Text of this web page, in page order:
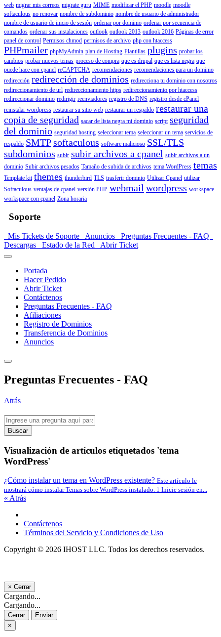
web migrar mis correos migrate guru MIME modificar el PHP moodle moodle
softaculous no renovar nombre de subdominio nombre de usuario de administrador
nombre de usuario de inicio de sesión ordenar por dominio ordenar por secuencia de
comandos ordenar sus instalaciones outlook outlook 2013 outlook 2016 Páginas de error
panel de control Permisos chmod permisos de archivo php con htaccess
PHPmailer phpMyAdmin plan de Hosting Plantillas plugins probar los
cambios probar nuevos temas proceso de compra que es drupal que es lista negra que
puede hace con cpanel reCAPTCHA recomendaciones recomendaciones para un dominio
redirección redirección de dominios redirecciona tu dominio con nosotros
redireccionamiento de url redireccionamiento https redireccionamiento por htaccess
redireccionar dominio redirigir reenviadores registro de DNS registro desde cPanel
reinstalar wordpress restaurar su sitio web restaurar un respaldo restaurar una
copia de seguridad sacar de lista negra mi dominio script seguridad
del dominio seguridad hosting seleccionar tema seleccionar un tema servicios de
respaldo SMTPsoftaculous software malicioso SSL/TLS
subdominios subir subir archivos a cpanel subir archivos a un
dominio Subir archivos pesados Tamaño de subida de archivos tema WordPress temas
Template kit themes thunderbird TLS trasferir dominio Utilizar Cpanel utilizar
Softaculous ventajas de cpanel versión PHP webmail wordpress workspace
workspace con cpanel Zona horaria
Soporte
Mis Tickets de Soporte Anuncios
Preguntas Frecuentes - FAQ
Descargas
Estado de la Red Abrir Ticket
Portada
Hacer Pedido
Abrir Ticket
Contáctenos
Preguntas Frecuentes - FAQ
Afiliaciones
Registro de Dominios
Transferencia de Dominios
Anuncios
Preguntas Frecuentes - FAQ
Atrás
Buscar
Visualización de artículos etiquetados 'tema
WordPress'
¿Cómo instalar un tema en WordPress existente? Este artículo le
mostrará cómo instalar Temas sobre WordPress instalado. 1 Inicie sesión en...
« Atrás
Contáctenos
Términos del Servicio y Condiciones de Uso
Copyright © 2026 IHOST LLC. Todos los derechos reservados.
× Cerrar
Cargando...
Cargando...
Cerrar
Enviar
×